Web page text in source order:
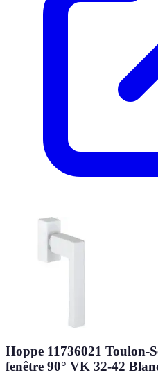
Hoppe 11736021 Toulon-
fenêtre 90° VK 32-42